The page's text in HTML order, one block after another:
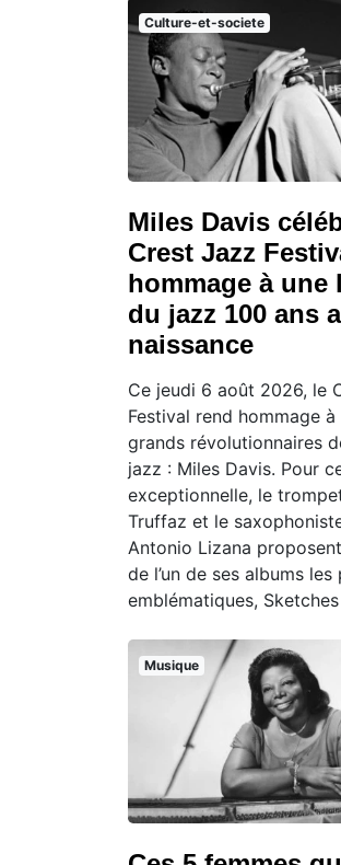
Culture-et-societe
Miles Davis
Crest Jazz
hommage à une
du jazz 100 ans
naissance
Ce jeudi 6 août 2026, le
Festival rend hommage à
grands révolutionnaires
jazz : Miles Davis. Pour
exceptionnelle, le
Truffaz et le
Antonio Lizana
de l’un de ses albums les
emblématiques,
Musique